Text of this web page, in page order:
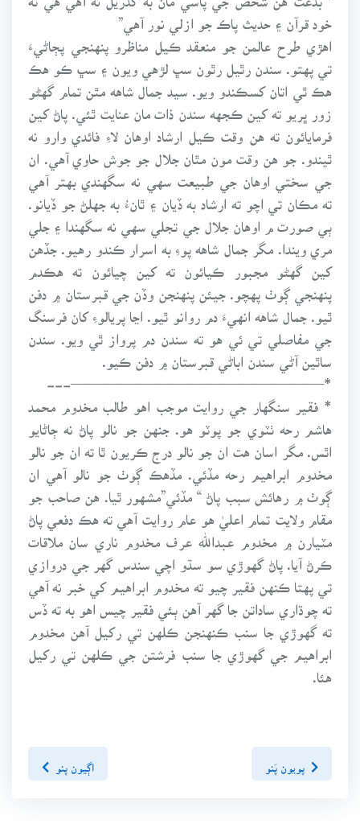
خود قرآن ۽ حديث پاڪ جو ازلي نور آهي”
اهڙي طرح عالمن جو منعقد ڪيل مناظرو پنهنجي پڄاڻيءَ
تي پهتو. سندن رٿيل رٿون سڀ لڙهي ويون ۽ سڀ ڪو هڪ
هڪ ٿي اتان کسڪندو ويو. سيد جمال شاهه مٿن تمام گهڻو
زور ڀريو ته کين ڪجهه سندن ذات مان عنايت ٿئي. پاڻ کين
فرمايائون ته هن وقت ڪيل ارشاد اوهان لاءِ فائدي وارو نه
ٿيندو. جو هن وقت مون مٿان جلال جو جوش حاوي آهي. ان
جي سختي اوهان جي طبيعت سهي نه سگهندي بهتر آهي
ته مڪان تي اچو ته ارشاد به ڏيان ۽ ٿانءُ به جهلڻ جو ڏيانو.
ٻي صورت م اوهان جلال جي تجلي سهي نه سگهندا ۽ جلي
مري ويندا. مگر جمال شاهه پوءِ به اسرار ڪندو رهيو. جڏهن
کين گهڻو مجبور ڪيائون ته کين چيائون ته هڪدم
پنهنجي ڳوٺ پهچو. جيئن پنهنجن وڏن جي قبرستان ۾ دفن
ٿيو. جمال شاهه انهيءَ دم روانو ٿيو. اڃا پريالوءِ کان فرسنگ
جي مفاصلي تي ئي هو ته سندن دم پرواز ٿي ويو. سندن
ساٿين آڻي سندن اباڻي قبرستان ۾ دفن ڪيو.
*———————————————---
* فقير سنگهار جي روايت موجب اهو طالب مخدوم محمد
هاشم رحه ٺٽوي جو پوٽو هو. جنهن جو نالو پاڻ نه ڄاڻايو
اٿس. مگر اسان هت ان جو نالو درج ڪريون ٿا ته ان جو نالو
مخدوم ابراهيم رحه مڏئي. مڏهڪ ڳوٺ جو نالو آهي ان
ڳوٺ ۾ رهائش سبب پاڻ “ مڏئي”مشهور ٿيا. هن صاحب جو
مقام ولايت تمام اعليٰ هو عام روايت آهي ته هڪ دفعي پاڻ
مٽيارن ۾ مخدوم عبدالله عرف مخدوم ناري سان ملاقات
ڪرڻ آيا. پاڻ گهوڙي سو سڌو اچي سندس گهر جي دروازي
تي پهتا ڪنهن فقير چيو ته مخدوم ابراهيم کي خبر نه آهي
ته چوڌاري ساداتن جا گهر آهن ٻئي فقير چيس اهو به ته ڏس
ته گهوڙي جا سنب ڪنهنجن ڪلهن تي رکيل آهن مخدوم
ابراهيم جي گهوڙي جا سنب فرشتن جي ڪلهن تي رکيل
هئا.
پويون پَنو اڳيون پنو